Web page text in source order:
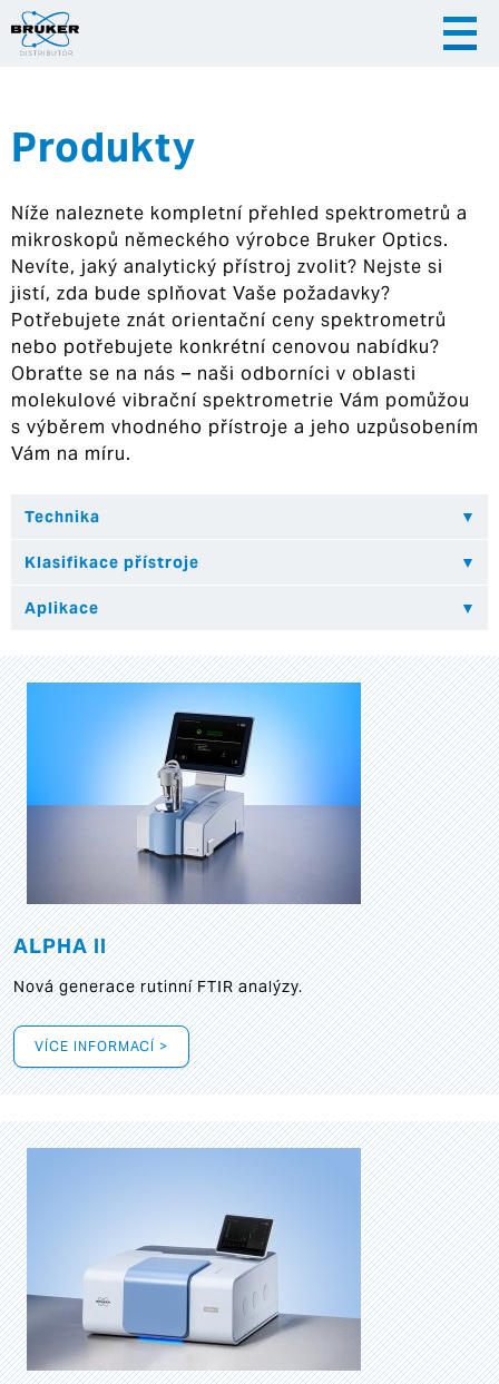
|
Hrvatska
Produkty
Níže naleznete kompletní přehled spektrometrů a
mikroskopů německého výrobce Bruker Optics.
Nevíte, jaký analytický přístroj zvolit? Nejste si
jistí, zda bude splňovat Vaše požadavky?
Potřebujete znát orientační ceny spektrometrů
nebo potřebujete konkrétní cenovou nabídku?
Obraťte se na nás – naši odborníci v oblasti
molekulové vibrační spektrometrie Vám pomůžou
s výběrem vhodného přístroje a jeho uzpůsobením
Vám na míru.
ALPHA II
Nová generace rutinní FTIR analýzy.
VÍCE INFORMACÍ >